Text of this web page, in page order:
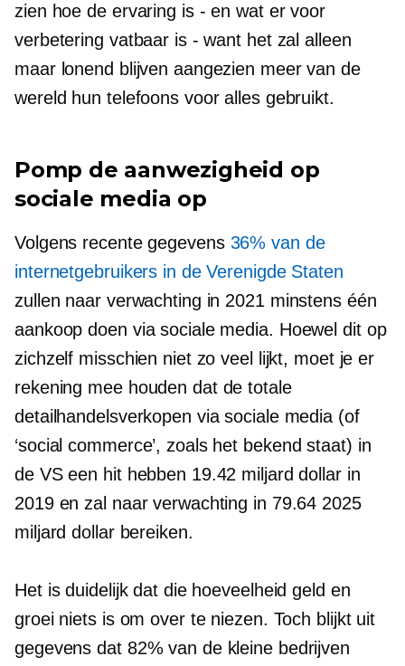
zien hoe de ervaring is - en wat er voor
verbetering vatbaar is - want het zal alleen
maar lonend blijven aangezien meer van de
wereld hun telefoons voor alles gebruikt.
Pomp de aanwezigheid op
sociale media op
Volgens recente gegevens 36% van de
internetgebruikers in de Verenigde Staten
zullen naar verwachting in 2021 minstens één
aankoop doen via sociale media. Hoewel dit op
zichzelf misschien niet zo veel lijkt, moet je er
rekening mee houden dat de totale
detailhandelsverkopen via sociale media (of
‘social commerce’, zoals het bekend staat) in
de VS een hit hebben 19.42 miljard dollar in
2019 en zal naar verwachting in 79.64 2025
miljard dollar bereiken.
Het is duidelijk dat die hoeveelheid geld en
groei niets is om over te niezen. Toch blijkt uit
gegevens dat 82% van de kleine bedrijven